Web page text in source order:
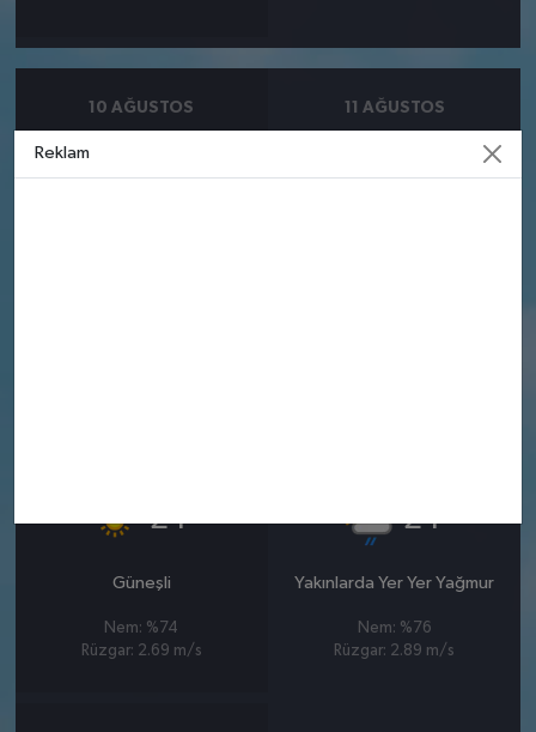
10 AĞUSTOS 11 AĞUSTOS
24
Güneşli
Nem: %74
Rüzgar: 2.69 m/s
24
Yakınlarda Yer Yer Yağmur
Nem: %76
Rüzgar: 2.89 m/s
Reklam